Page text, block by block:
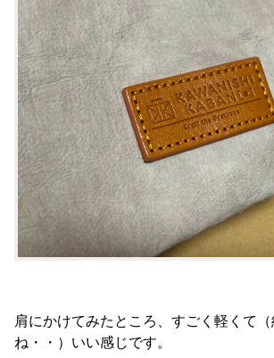
肩にかけてみたところ、すごく軽くて
ね・・）いい感じです。